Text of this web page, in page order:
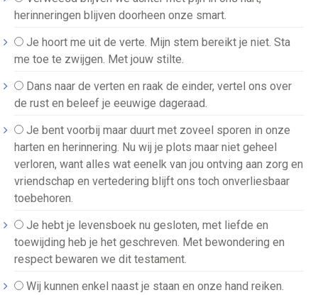
herinneringen blijven doorheen onze smart.
Je hoort me uit de verte. Mijn stem bereikt je niet. Sta
me toe te zwijgen. Met jouw stilte.
Dans naar de verten en raak de einder, vertel ons over
de rust en beleef je eeuwige dageraad.
Je bent voorbij maar duurt met zoveel sporen in onze
harten en herinnering. Nu wij je plots maar niet geheel
verloren, want alles wat eenelk van jou ontving aan zorg en
vriendschap en vertedering blijft ons toch onverliesbaar
toebehoren.
Je hebt je levensboek nu gesloten, met liefde en
toewijding heb je het geschreven. Met bewondering en
respect bewaren we dit testament.
Wij kunnen enkel naast je staan en onze hand reiken.